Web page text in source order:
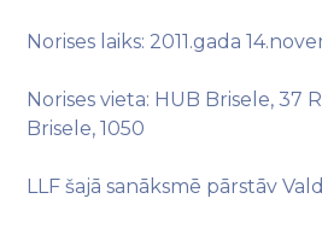
Norises laiks: 2011.gada
Norises vieta: HUB Brisele, 37
Brisele, 1050
LLF šajā sanāksmē pārstāv